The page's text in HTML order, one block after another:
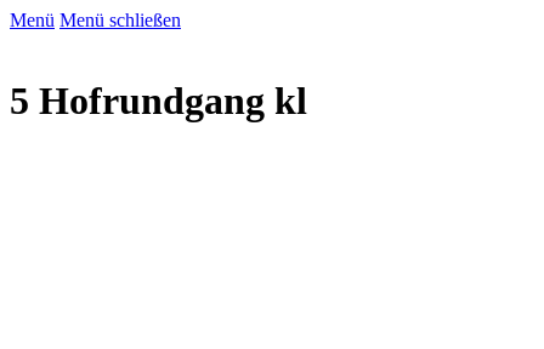
Menü Menü schließen
5 Hofrundgang kl